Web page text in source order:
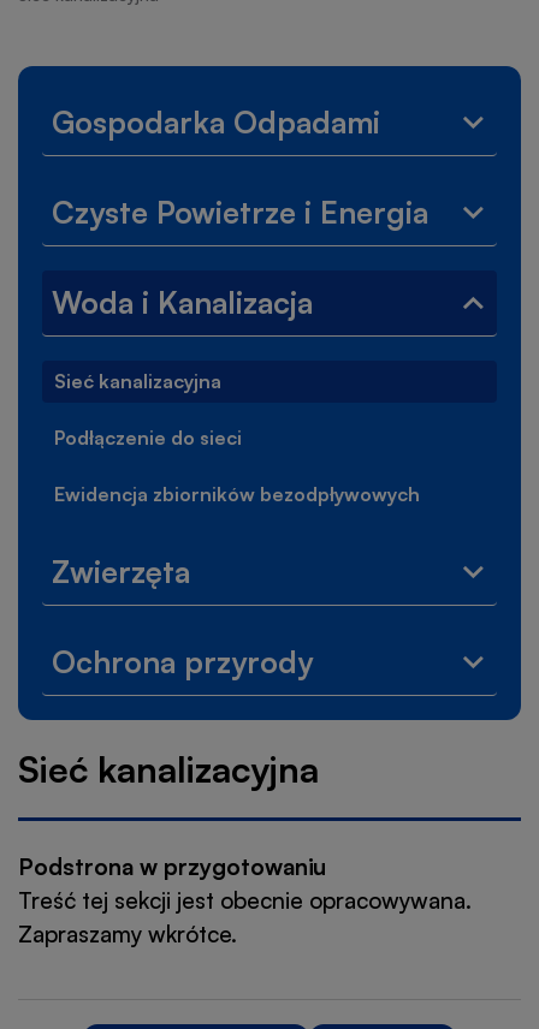
Lewe
menu
Gospodarka Odpadami
menu
Czyste Powietrze i Energia
menu
Woda i Kanalizacja
Zwiń
menu
Sieć kanalizacyjna
Podłączenie do sieci
Ewidencja zbiorników bezodpływowych
Zwierzęta
menu
Ochrona przyrody
menu
Sieć kanalizacyjna
Podstrona w przygotowaniu
Treść tej sekcji jest obecnie opracowywana.
Zapraszamy wkrótce.